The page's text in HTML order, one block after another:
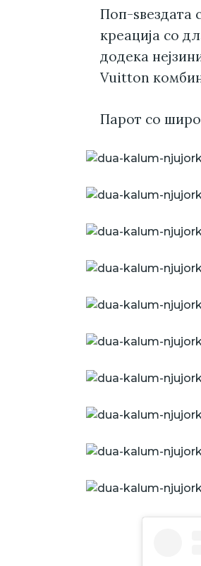
Поп-ѕвездата
креација со
додека
Vuitton
Парот со